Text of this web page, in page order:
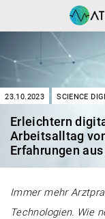
23.10.2023 SCIENCE
Erleichtern
Arbeitsalltag
Erfahrungen
Immer mehr
Technologien. Wie